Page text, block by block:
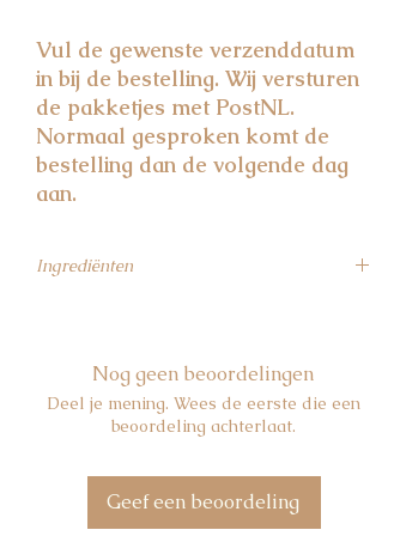
Vul de gewenste verzenddatum
in bij de bestelling. Wij versturen
de pakketjes met PostNL.
Normaal gesproken komt de
bestelling dan de volgende dag
aan.
Ingrediënten
sinaasappelschil 1,5%, korenbloemblaadjes
Zwarte thee bosvruchten:zwarte thee 87%,
natuurlijke aroma 12,5%, stukjes framboos
98%, jasmijnblaadjes 2%
Nog geen beoordelingen
Deel je mening. Wees de eerste die een
beoordeling achterlaat.
Geef een beoordeling